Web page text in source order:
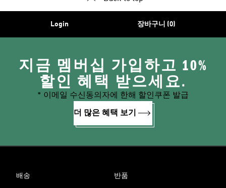
Login 장바구니 (0)
지금 멤버십 가입하고 10%
할인 혜택 받으세요.
* 이메일 수신동의자에 한해 할인쿠폰 발급
더 많은 혜택 보기
배송 반품